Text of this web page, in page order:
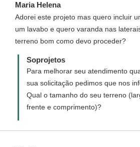
RECEBERÁ".
Maria Helena
Adorei este projeto mas quero incluir
um lavabo e quero varanda nas
terreno bom como devo proceder?
Soprojetos
Para melhorar seu atendimento
sua solicitação pedimos que nos
Qual o tamanho do seu terreno
frente e comprimento)?